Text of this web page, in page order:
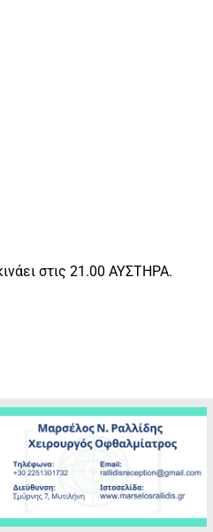
στις 21.00 ΑΥΣΤΗΡΑ.